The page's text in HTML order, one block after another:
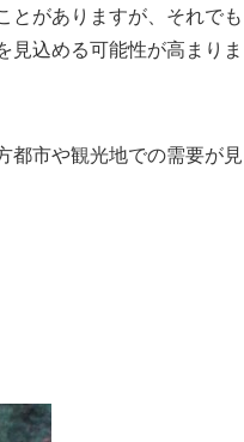
とがありますが、それでも
見込める可能性が高まりま
都市や観光地での需要が見